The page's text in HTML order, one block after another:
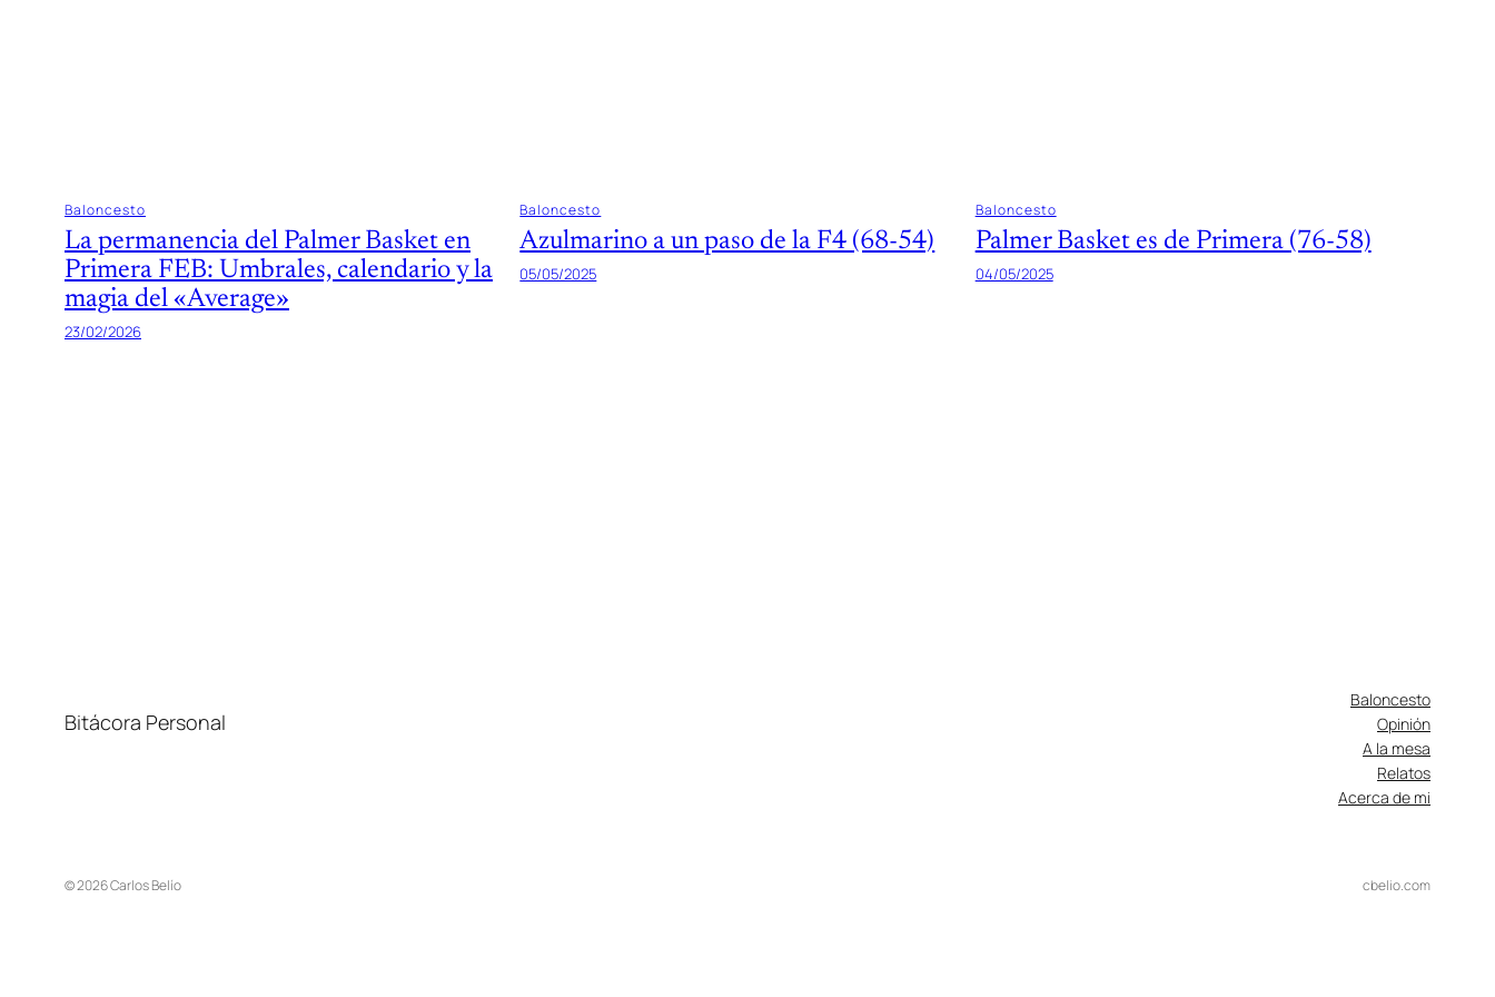
Baloncesto
La permanencia del Palmer Basket en
Primera FEB: Umbrales, calendario y la
magia del «Average»
23/02/2026
Baloncesto
Azulmarino a un paso de la F4 (68-54)
05/05/2025
Baloncesto
Palmer Basket es de Primera (76-58)
04/05/2025
Bitácora Personal
Baloncesto
Opinión
A la mesa
Relatos
Acerca de mi
© 2026 Carlos Belío cbelio.com